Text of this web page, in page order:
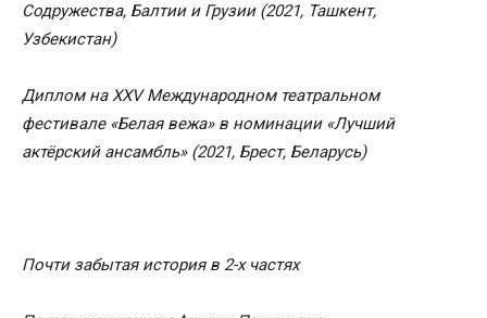
Содружества, Балтии и Грузии (2021, Ташкент,
Узбекистан)
Диплом на XXV Международном театральном
фестивале «Белая вежа» в номинации «Лучший
актёрский ансамбль» (2021, Брест, Беларусь)
Почти забытая история в 2-х частях